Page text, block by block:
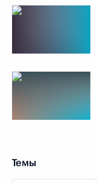
Темы